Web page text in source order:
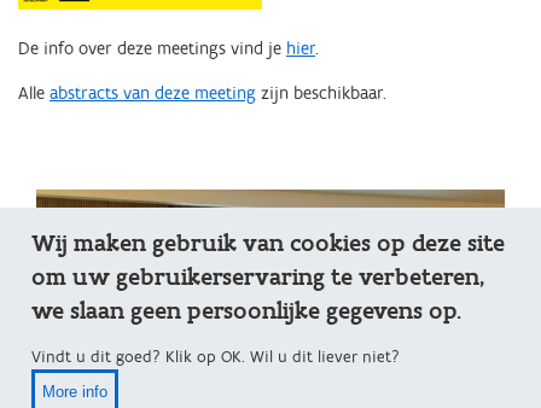
De info over deze meetings vind je hier.
Alle abstracts van deze meeting zijn beschikbaar.
Wij maken gebruik van cookies op deze site
om uw gebruikerservaring te verbeteren,
we slaan geen persoonlijke gegevens op.
Vindt u dit goed? Klik op OK. Wil u dit liever niet?
More info